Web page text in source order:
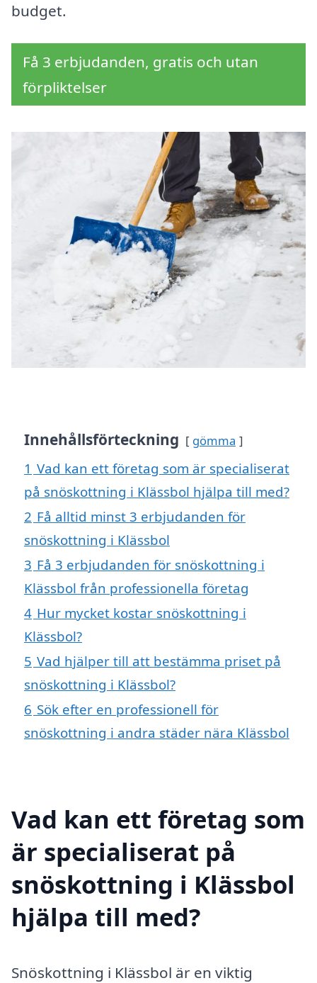
budget.
Få 3 erbjudanden, gratis och utan
förpliktelser
Innehållsförteckning gömma
1 Vad kan ett företag som är specialiserat
på snöskottning i Klässbol hjälpa till med?
2 Få alltid minst 3 erbjudanden för
snöskottning i Klässbol
3 Få 3 erbjudanden för snöskottning i
Klässbol från professionella företag
4 Hur mycket kostar snöskottning i
Klässbol?
5 Vad hjälper till att bestämma priset på
snöskottning i Klässbol?
6 Sök efter en professionell för
snöskottning i andra städer nära Klässbol
Vad kan ett företag som
är specialiserat på
snöskottning i Klässbol
hjälpa till med?
Snöskottning i Klässbol är en viktig